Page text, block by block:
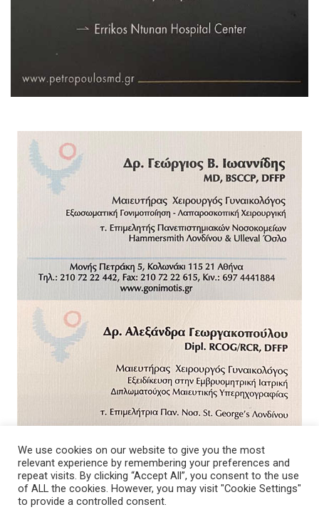
We use cookies on our website to give you the most
relevant experience by remembering your preferences and
repeat visits. By clicking “Accept All”, you consent to the use
of ALL the cookies. However, you may visit "Cookie Settings"
to provide a controlled consent.